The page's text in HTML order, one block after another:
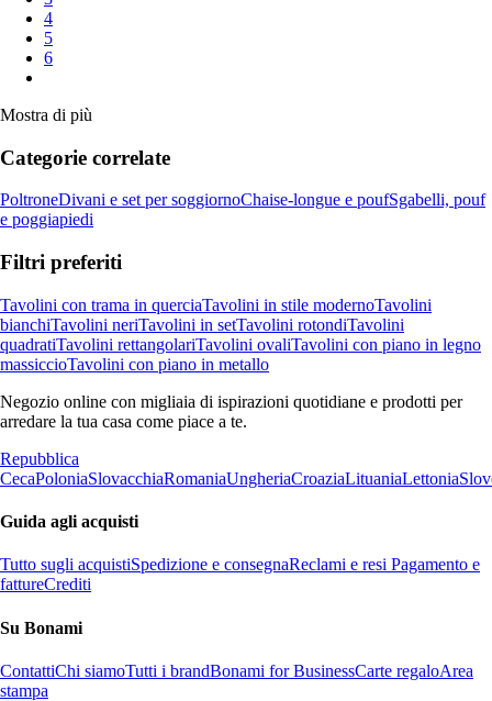
4
5
6
Mostra di più
Categorie correlate
PoltroneDivani e set per soggiornoChaise-longue e poufSgabelli, pouf
e poggiapiedi
Filtri preferiti
Tavolini con trama in querciaTavolini in stile modernoTavolini
bianchiTavolini neriTavolini in setTavolini rotondiTavolini
quadratiTavolini rettangolariTavolini ovaliTavolini con piano in legno
massiccioTavolini con piano in metallo
Negozio online con migliaia di ispirazioni quotidiane e prodotti per
arredare la tua casa come piace a te.
Repubblica
CecaPoloniaSlovacchiaRomaniaUngheriaCroaziaLituaniaLettonia
Guida agli acquisti
Tutto sugli acquistiSpedizione e consegnaReclami e resi Pagamento e
fattureCrediti
Su Bonami
ContattiChi siamoTutti i brandBonami for BusinessCarte regaloArea
stampa